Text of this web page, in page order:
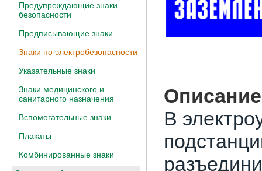
Предупреждающие знаки
безопасности
Предписывающие знаки
Знаки по электробезопасности
Указательные знаки
Знаки медицинского и
санитарного назначения
Вспомогательные знаки
Плакаты
Комбинированные знаки
В